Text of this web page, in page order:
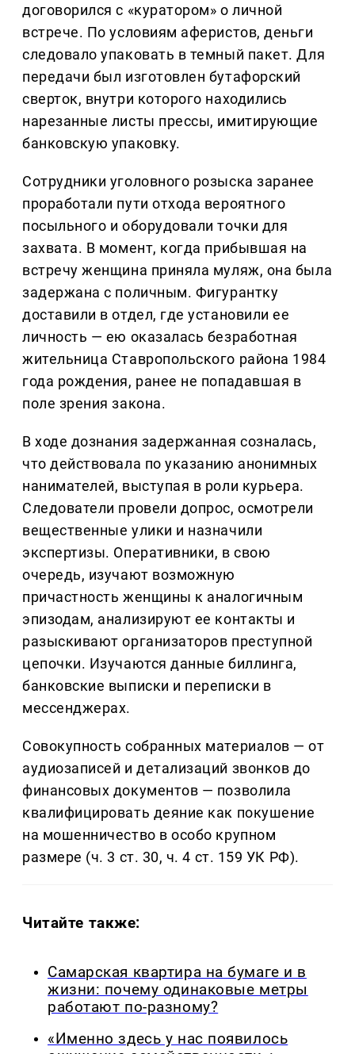
договорился с «куратором» о личной
встрече. По условиям аферистов, деньги
следовало упаковать в темный пакет. Для
передачи был изготовлен бутафорский
сверток, внутри которого находились
нарезанные листы прессы, имитирующие
банковскую упаковку.
Сотрудники уголовного розыска заранее
проработали пути отхода вероятного
посыльного и оборудовали точки для
захвата. В момент, когда прибывшая на
встречу женщина приняла муляж, она была
задержана с поличным. Фигурантку
доставили в отдел, где установили ее
личность — ею оказалась безработная
жительница Ставропольского района 1984
года рождения, ранее не попадавшая в
поле зрения закона.
В ходе дознания задержанная созналась,
что действовала по указанию анонимных
нанимателей, выступая в роли курьера.
Следователи провели допрос, осмотрели
вещественные улики и назначили
экспертизы. Оперативники, в свою
очередь, изучают возможную
причастность женщины к аналогичным
эпизодам, анализируют ее контакты и
разыскивают организаторов преступной
цепочки. Изучаются данные биллинга,
банковские выписки и переписки в
мессенджерах.
Совокупность собранных материалов — от
аудиозаписей и детализаций звонков до
финансовых документов — позволила
квалифицировать деяние как покушение
на мошенничество в особо крупном
размере (ч. 3 ст. 30, ч. 4 ст. 159 УК РФ).
Читайте также:
Самарская квартира на бумаге и в
жизни: почему одинаковые метры
работают по-разному?
«Именно здесь у нас появилось